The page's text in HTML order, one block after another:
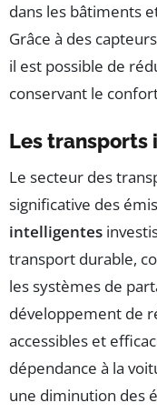
dans les bâtiments
Grâce à des
il est possible de
conservant le
Les
Le secteur des
significative des
intelligentes
transport durable,
les systèmes de
développement de
accessibles et
dépendance à la
une diminution des